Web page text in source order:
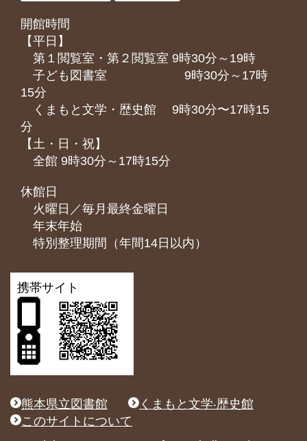
開館時間
【平日】
第１閲覧室・第２閲覧室 9時30分～19時
子ども図書室 9時30分～17時
15分
くまもと⽂学・歴史館 9時30分〜17時15
分
【土・日・祝】
全館 9時30分～17時15分
休館日
火曜日／毎月最終金曜日
年末年始
特別整理期間（年間14日以内）
携帯サイト
熊本県立図書館
くまもと文学‧歴史館
このサイトについて